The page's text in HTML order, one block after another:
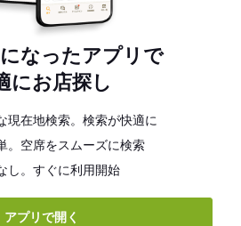
なったアプリで
にお店探し
現在地検索。検索が快適に
。空席をスムーズに検索
し。すぐに利用開始
アプリで開く